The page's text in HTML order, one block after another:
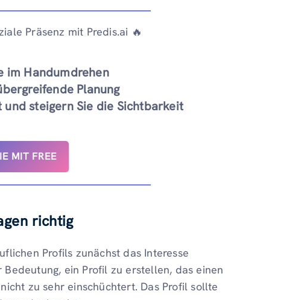
Präsenz mit Predis.ai 🔥
im Handumdrehen
Planung
und steigern Sie die Sichtbarkeit
MIT FREE
richtig
Profils zunächst das Interesse
ein Profil zu erstellen, das einen
zu sehr einschüchtert. Das Profil sollte